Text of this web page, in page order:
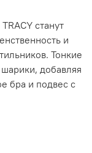
станут
и
Тонкие
добавляя
бра и подвес с